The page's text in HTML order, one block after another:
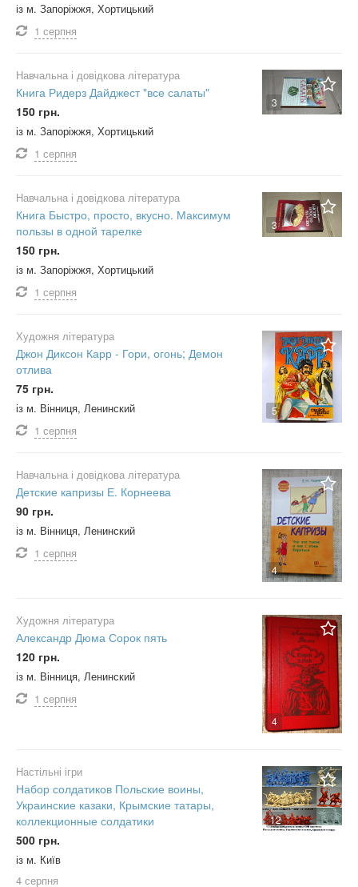
із м. Запоріжжя, Хортицький
1 серпня
3
Навчальна і довідкова література
Книга Ридерз Дайджест "все салаты"
150 грн.
із м. Запоріжжя, Хортицький
1 серпня
3
Навчальна і довідкова література
Книга Быстро, просто, вкусно. Максимум
пользы в одной тарелке
150 грн.
із м. Запоріжжя, Хортицький
1 серпня
5
Художня література
Джон Диксон Карр - Гори, огонь; Демон
отлива
75 грн.
із м. Вінниця, Ленинский
1 серпня
4
Навчальна і довідкова література
Детские капризы Е. Корнеева
90 грн.
із м. Вінниця, Ленинский
1 серпня
4
Художня література
Александр Дюма Сорок пять
120 грн.
із м. Вінниця, Ленинский
1 серпня
12
Настільні ігри
Набор солдатиков Польские воины,
Украинские казаки, Крымские татары,
коллекционные солдатики
500 грн.
із м. Київ
4 серпня